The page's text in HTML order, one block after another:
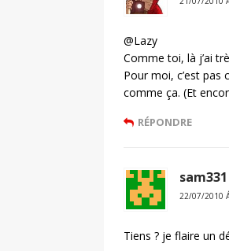
@Lazy
Comme toi, là j’ai
Pour moi, c’est pas
comme ça. (Et
RÉPONDRE
sam331
22/07/2010
Tiens ? je flaire un